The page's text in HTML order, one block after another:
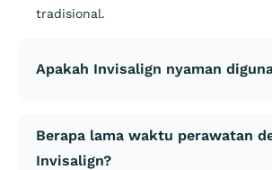
tradisional.
Apakah Invisalign nyaman
Berapa lama waktu perawatan
Invisalign?